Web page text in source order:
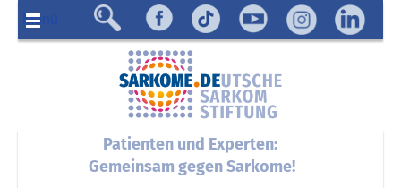
Menü
Patienten und Experten:
Gemeinsam gegen Sarkome!